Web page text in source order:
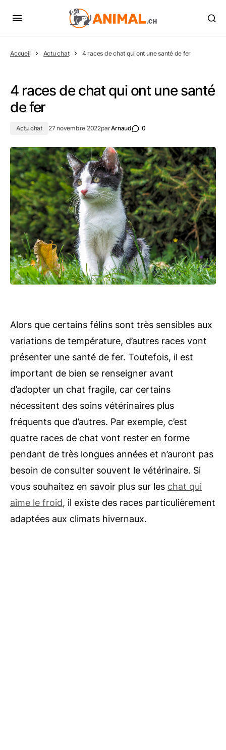
Accueil Actu chat 4 races de chat qui ont une santé de fer
4 races de chat qui ont une santé
de fer
Actu chat 27 novembre 2022parArnaud 0
Alors que certains félins sont très sensibles aux
variations de température, d’autres races vont
présenter une santé de fer. Toutefois, il est
important de bien se renseigner avant
d’adopter un chat fragile, car certains
nécessitent des soins vétérinaires plus
fréquents que d’autres. Par exemple, c’est
quatre races de chat vont rester en forme
pendant de très longues années et n’auront pas
besoin de consulter souvent le vétérinaire. Si
vous souhaitez en savoir plus sur les chat qui
aime le froid, il existe des races particulièrement
adaptées aux climats hivernaux.